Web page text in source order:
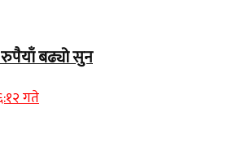
बढ्यो सुन
गते